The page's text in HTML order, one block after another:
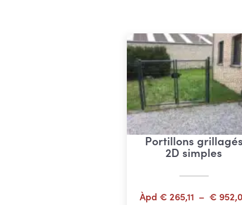
Portillons
2D simples
Àpd€ 265,11 – €